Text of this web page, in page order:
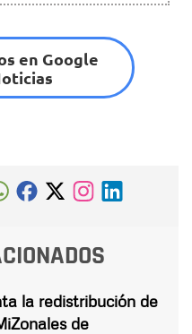
en Google
la redistribución de
de